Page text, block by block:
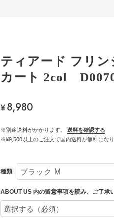
ティアード フリン
カート 2col
¥8,980
※別途送料がかかります。
送料を確認する
※¥9,500以上のご注文で国内送料が無料になり
種類
ABOUT US 内の留意事項を読み、ご了承